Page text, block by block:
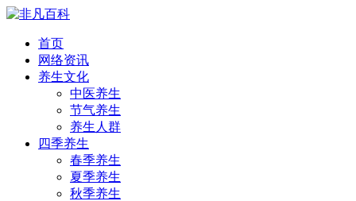
首页
网络资讯
养生文化
中医养生
节气养生
养生人群
四季养生
春季养生
夏季养生
秋季养生